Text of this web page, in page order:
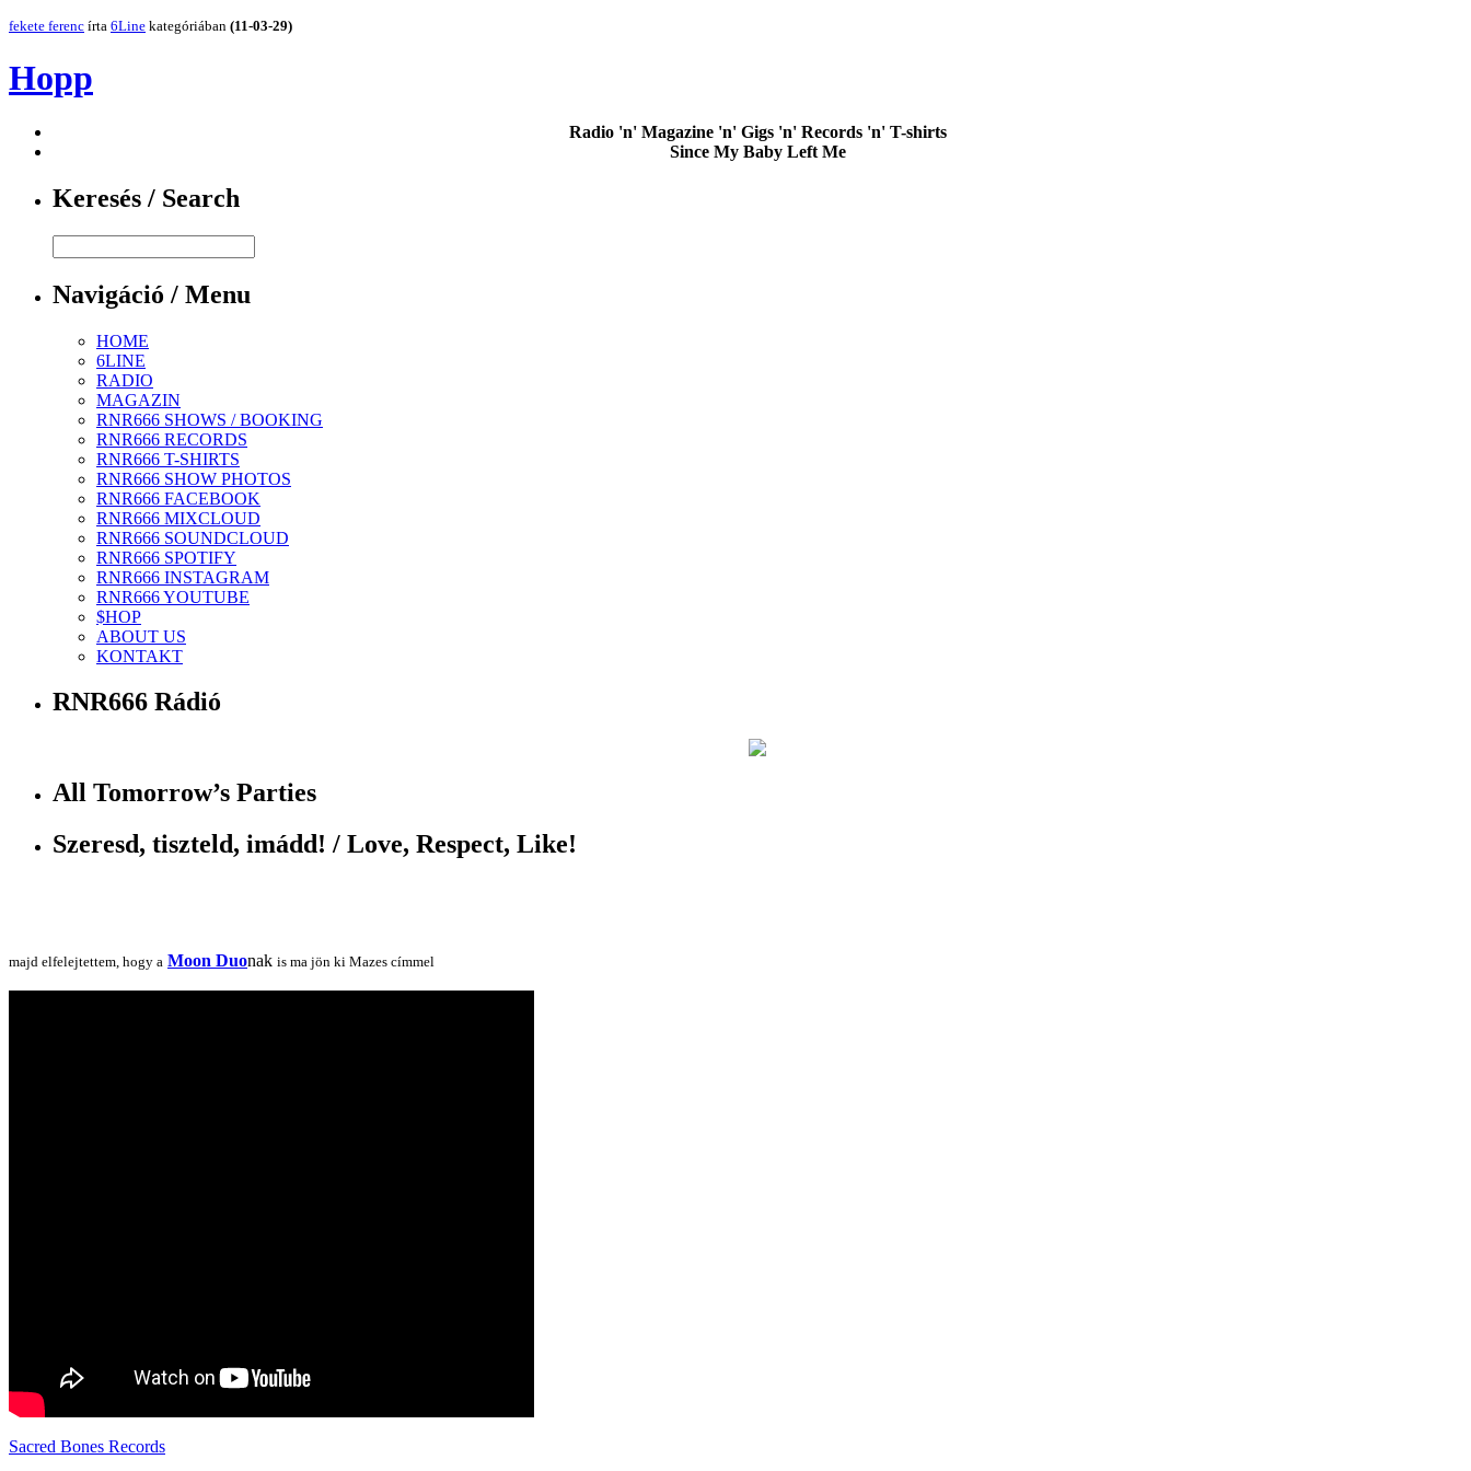
fekete ferenc írta 6Line kategóriában (11-03-29)
Hopp
Radio 'n' Magazine 'n' Gigs 'n' Records 'n' T-shirts
Since My Baby Left Me
Keresés / Search
Navigáció / Menu
HOME
6LINE
RADIO
MAGAZIN
RNR666 SHOWS / BOOKING
RNR666 RECORDS
RNR666 T-SHIRTS
RNR666 SHOW PHOTOS
RNR666 FACEBOOK
RNR666 MIXCLOUD
RNR666 SOUNDCLOUD
RNR666 SPOTIFY
RNR666 INSTAGRAM
RNR666 YOUTUBE
$HOP
ABOUT US
KONTAKT
RNR666 Rádió
All Tomorrow’s Parties
Szeresd, tiszteld, imádd! / Love, Respect, Like!
majd elfelejtettem, hogy a Moon Duonak is ma jön ki Mazes címmel
Sacred Bones Records